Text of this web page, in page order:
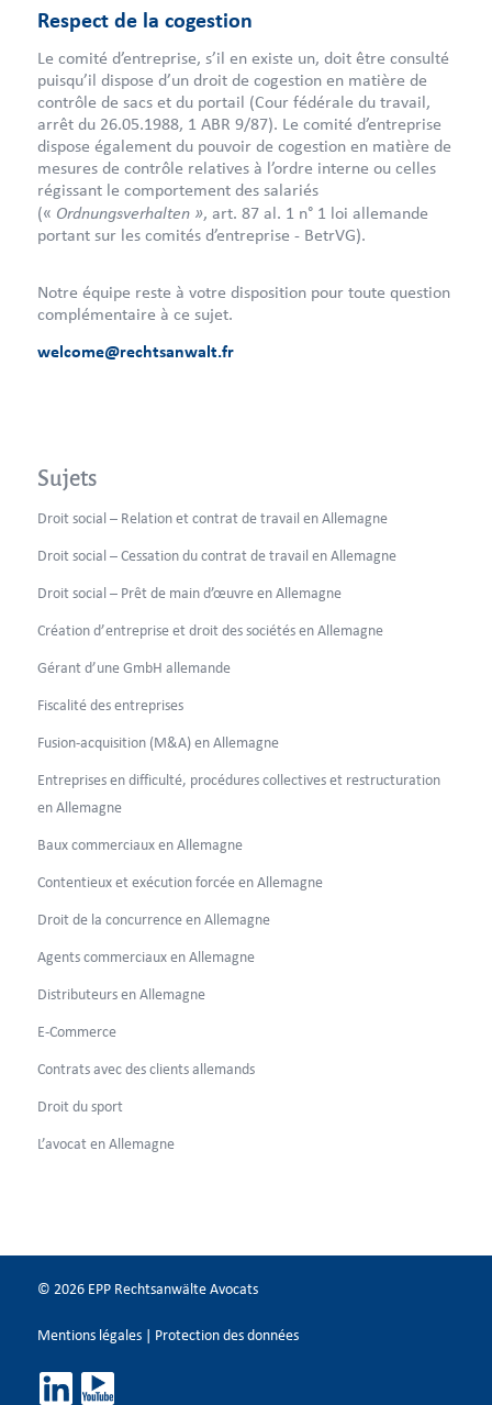
Respect de la cogestion
Le comité d’entreprise, s’il en existe un, doit être consulté
puisqu’il dispose d’un droit de cogestion en matière de
contrôle de sacs et du portail (Cour fédérale du travail,
arrêt du 26.05.1988, 1 ABR 9/87). Le comité d’entreprise
dispose également du pouvoir de cogestion en matière de
mesures de contrôle relatives à l’ordre interne ou celles
régissant le comportement des salariés
(« Ordnungsverhalten », art. 87 al. 1 n° 1 loi allemande
portant sur les comités d’entreprise - BetrVG).
Notre équipe reste à votre disposition pour toute question
complémentaire à ce sujet.
welcome@rechtsanwalt.fr
Sujets
Droit social – Relation et contrat de travail en Allemagne
Droit social – Cessation du contrat de travail en Allemagne
Droit social – Prêt de main d’œuvre en Allemagne
Création d’entreprise et droit des sociétés en Allemagne
Gérant d’une GmbH allemande
Fiscalité des entreprises
Fusion-acquisition (M&A) en Allemagne
Entreprises en difficulté, procédures collectives et restructuration
en Allemagne
Baux commerciaux en Allemagne
Contentieux et exécution forcée en Allemagne
Droit de la concurrence en Allemagne
Agents commerciaux en Allemagne
Distributeurs en Allemagne
E-Commerce
Contrats avec des clients allemands
Droit du sport
L’avocat en Allemagne
© 2026 EPP Rechtsanwälte Avocats
Mentions légales| Protection des données